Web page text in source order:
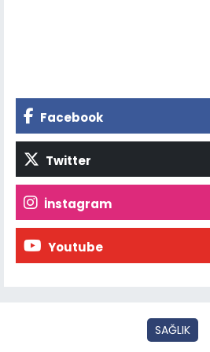
Facebook
Twitter
İnstagram
Youtube
SAĞLIK